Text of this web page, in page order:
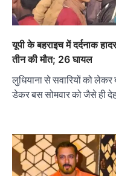
यूपी के बहराइच में दर्दनाक
तीन की मौत; 26 घायल
लुधियाना से सवारियों को
डेकर बस सोमवार को जैसे ही